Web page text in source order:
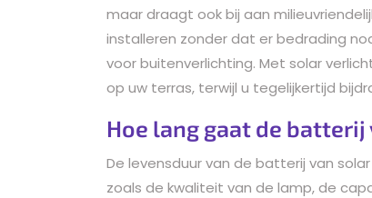
maar draagt ook bij aan
installeren zonder dat er bedrading
voor buitenverlichting. Met solar
op uw terras, terwijl u tegelijkertijd
Hoe lang gaat de
De levensduur van de batterij van
zoals de kwaliteit van de lamp, de